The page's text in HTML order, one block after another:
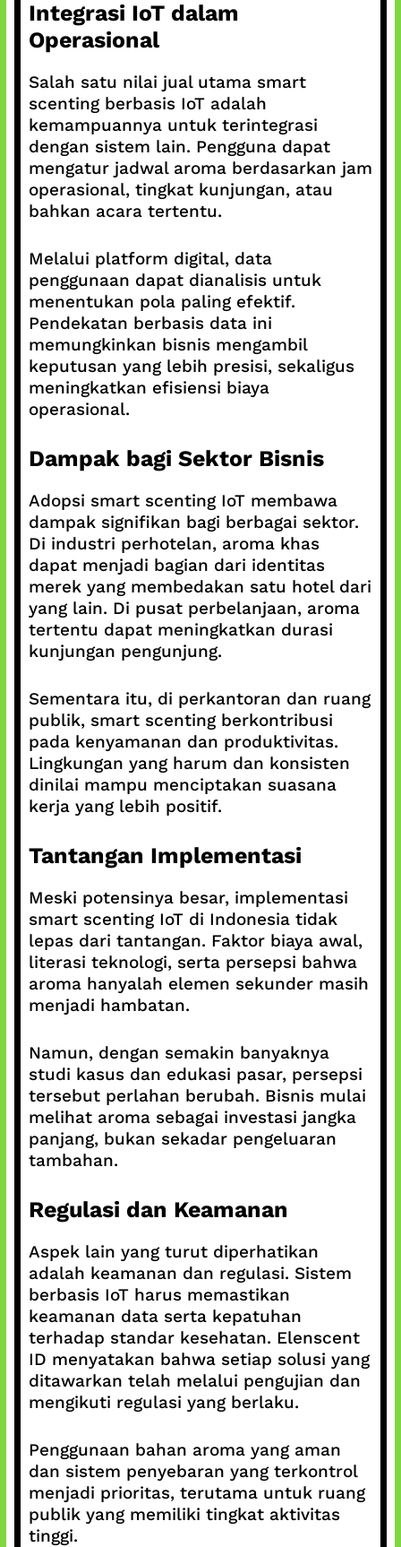
Integrasi IoT dalam
Operasional
Salah satu nilai jual utama smart
scenting berbasis IoT adalah
kemampuannya untuk terintegrasi
dengan sistem lain. Pengguna dapat
mengatur jadwal aroma berdasarkan jam
operasional, tingkat kunjungan, atau
bahkan acara tertentu.
Melalui platform digital, data
penggunaan dapat dianalisis untuk
menentukan pola paling efektif.
Pendekatan berbasis data ini
memungkinkan bisnis mengambil
keputusan yang lebih presisi, sekaligus
meningkatkan efisiensi biaya
operasional.
Dampak bagi Sektor Bisnis
Adopsi smart scenting IoT membawa
dampak signifikan bagi berbagai sektor.
Di industri perhotelan, aroma khas
dapat menjadi bagian dari identitas
merek yang membedakan satu hotel dari
yang lain. Di pusat perbelanjaan, aroma
tertentu dapat meningkatkan durasi
kunjungan pengunjung.
Sementara itu, di perkantoran dan ruang
publik, smart scenting berkontribusi
pada kenyamanan dan produktivitas.
Lingkungan yang harum dan konsisten
dinilai mampu menciptakan suasana
kerja yang lebih positif.
Tantangan Implementasi
Meski potensinya besar, implementasi
smart scenting IoT di Indonesia tidak
lepas dari tantangan. Faktor biaya awal,
literasi teknologi, serta persepsi bahwa
aroma hanyalah elemen sekunder masih
menjadi hambatan.
Namun, dengan semakin banyaknya
studi kasus dan edukasi pasar, persepsi
tersebut perlahan berubah. Bisnis mulai
melihat aroma sebagai investasi jangka
panjang, bukan sekadar pengeluaran
tambahan.
Regulasi dan Keamanan
Aspek lain yang turut diperhatikan
adalah keamanan dan regulasi. Sistem
berbasis IoT harus memastikan
keamanan data serta kepatuhan
terhadap standar kesehatan. Elenscent
ID menyatakan bahwa setiap solusi yang
ditawarkan telah melalui pengujian dan
mengikuti regulasi yang berlaku.
Penggunaan bahan aroma yang aman
dan sistem penyebaran yang terkontrol
menjadi prioritas, terutama untuk ruang
publik yang memiliki tingkat aktivitas
tinggi.